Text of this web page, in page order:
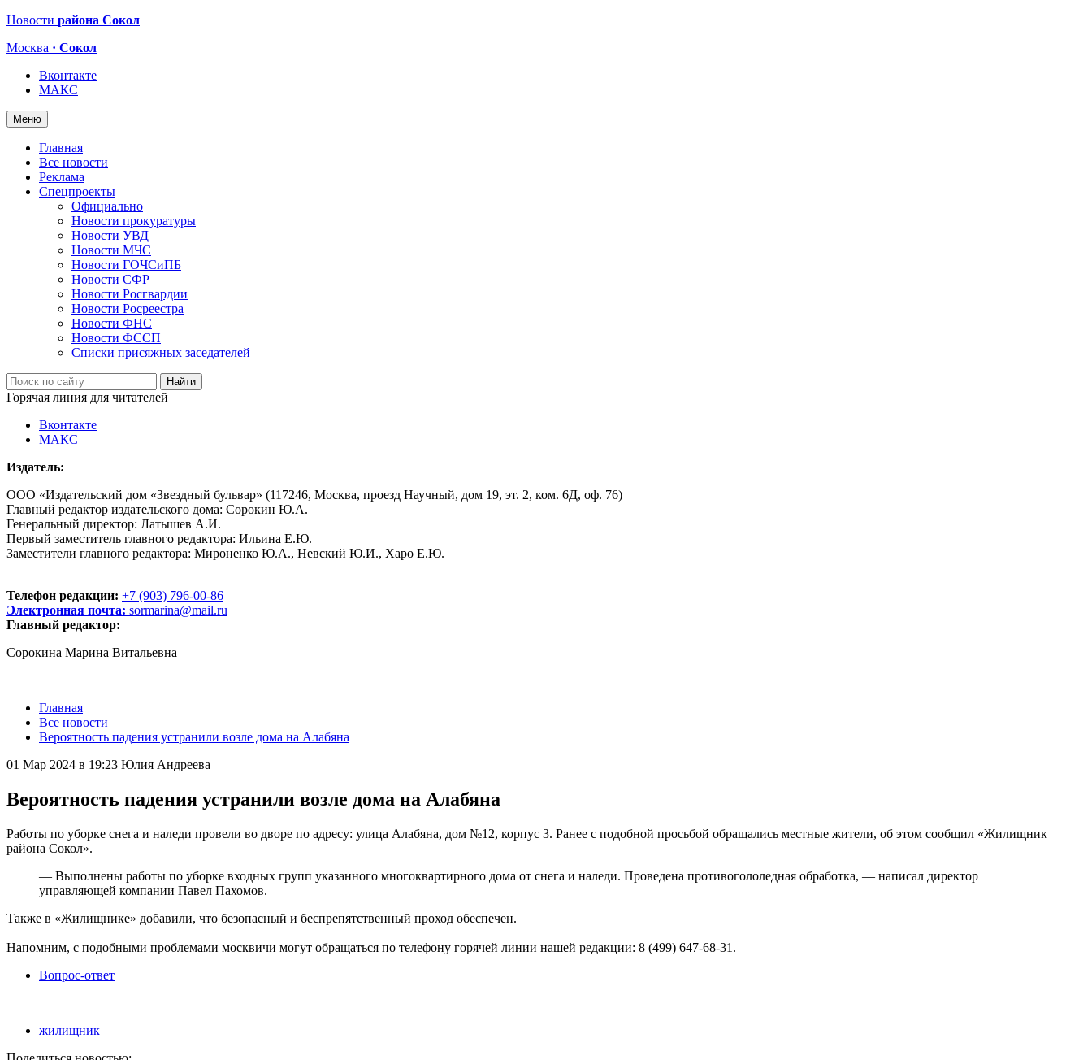
Новости района Сокол
Москва · Сокол
Вконтакте
МАКС
Меню
Главная
Все новости
Реклама
Спецпроекты
Официально
Новости прокуратуры
Новости УВД
Новости МЧС
Новости ГОЧСиПБ
Новости СФР
Новости Росгвардии
Новости Росреестра
Новости ФНС
Новости ФССП
Списки присяжных заседателей
Горячая линия для читателей
Вконтакте
МАКС
Издатель:
ООО «Издательский дом «Звездный бульвар» (117246, Москва, проезд Научный, дом 19, эт. 2, ком. 6Д, оф. 76)
Главный редактор издательского дома: Сорокин Ю.А.
Генеральный директор: Латышев А.И.
Первый заместитель главного редактора: Ильина Е.Ю.
Заместители главного редактора: Мироненко Ю.А., Невский Ю.И., Харо Е.Ю.
Телефон редакции: +7 (903) 796-00-86
Электронная почта: sormarina@mail.ru
Главный редактор:
Сорокина Марина Витальевна
Главная
Все новости
Вероятность падения устранили возле дома на Алабяна
01 Мар 2024 в 19:23 Юлия Андреева
Вероятность падения устранили возле дома на Алабяна
Работы по уборке снега и наледи провели во дворе по адресу: улица Алабяна, дом №12, корпус 3. Ранее с подобной просьбой обращались местные жители, об этом сообщил «Жилищник
района Сокол».
— Выполнены работы по уборке входных групп указанного многоквартирного дома от снега и наледи. Проведена противогололедная обработка, — написал директор
управляющей компании Павел Пахомов.
Также в «Жилищнике» добавили, что безопасный и беспрепятственный проход обеспечен.
Напомним, с подобными проблемами москвичи могут обращаться по телефону горячей линии нашей редакции: 8 (499) 647-68-31.
Вопрос-ответ
жилищник